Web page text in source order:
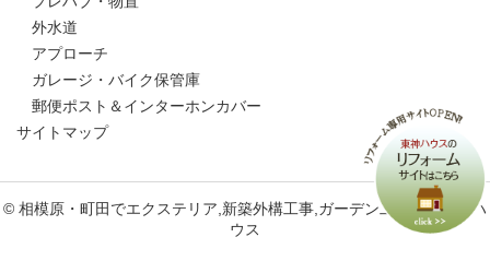
外水道
アプローチ
ガレージ・バイク保管庫
郵便ポスト＆インターホンカバー
サイトマップ
© 相模原・町田でエクステリア,新築外構工事,ガーデン工事なら東神ハ
ウス